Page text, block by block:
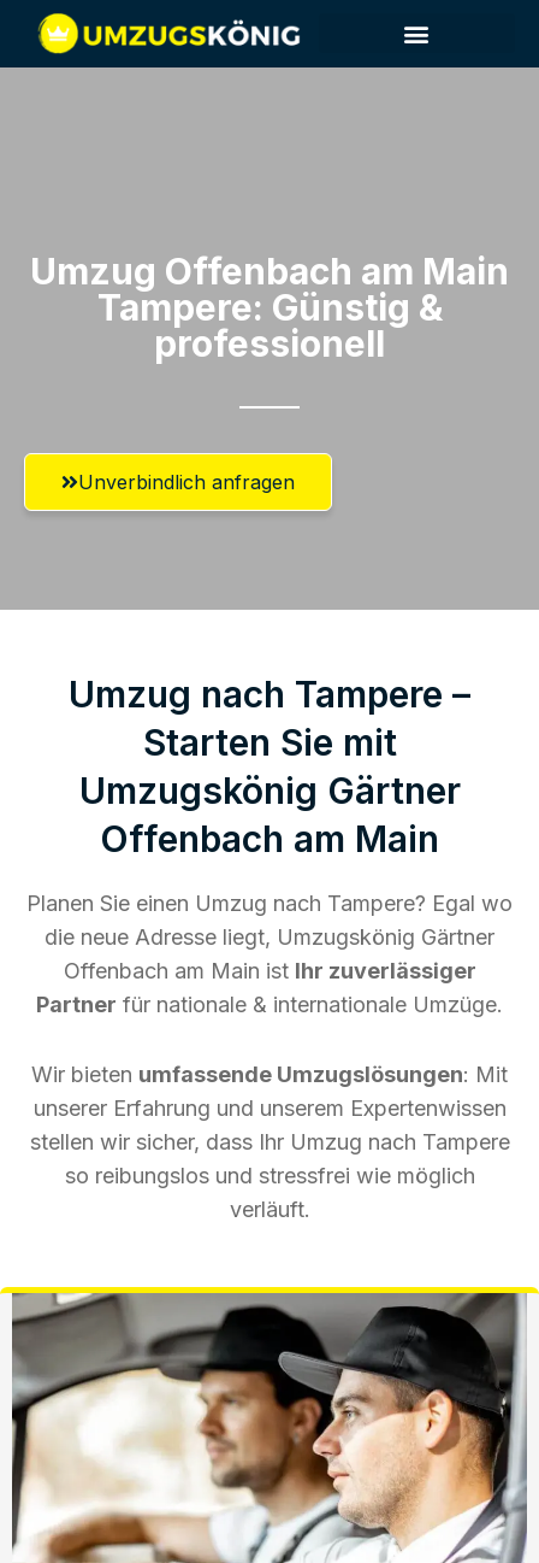
Umzug Offenbach am Main​
Tampere: Günstig &
professionell​
Unverbindlich anfragen
Umzug nach Tampere –
Starten Sie mit
Umzugskönig Gärtner
Offenbach am Main
Planen Sie einen Umzug nach Tampere? Egal wo
die neue Adresse liegt, Umzugskönig Gärtner
Offenbach am Main ist Ihr zuverlässiger
Partner für nationale & internationale Umzüge.
Wir bieten umfassende Umzugslösungen: Mit
unserer Erfahrung und unserem Expertenwissen
stellen wir sicher, dass Ihr Umzug nach Tampere
so reibungslos und stressfrei wie möglich
verläuft.